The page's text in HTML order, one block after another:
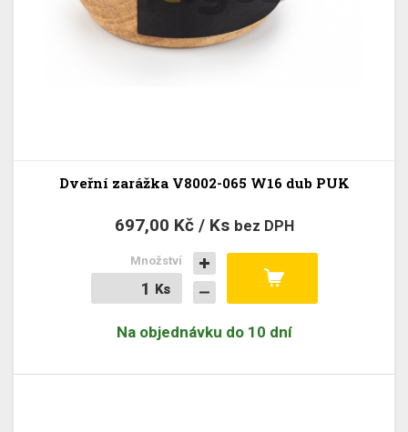
Dveřní zarážka V8002-065 W16 dub PUK
697,00 Kč / Ks bez DPH
Ks
Ks
Množství
Na objednávku do 10 dní